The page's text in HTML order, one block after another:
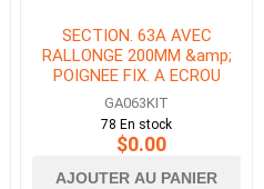
SECTION. 63A AVEC
RALLONGE 200MM &amp;
POIGNEE FIX. A ECROU
NEMA 4X
GA063KIT
78 En stock
$0.00
AJOUTER AU PANIER